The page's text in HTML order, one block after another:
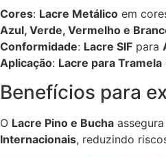
Cores: Lacre Metálico em
Azul, Verde, Vermelho e
Conformidade: Lacre SIF para
Aplicação: Lacre para Tramela
Benefícios para
O Lacre Pino e Bucha assegura
Internacionais, reduzindo